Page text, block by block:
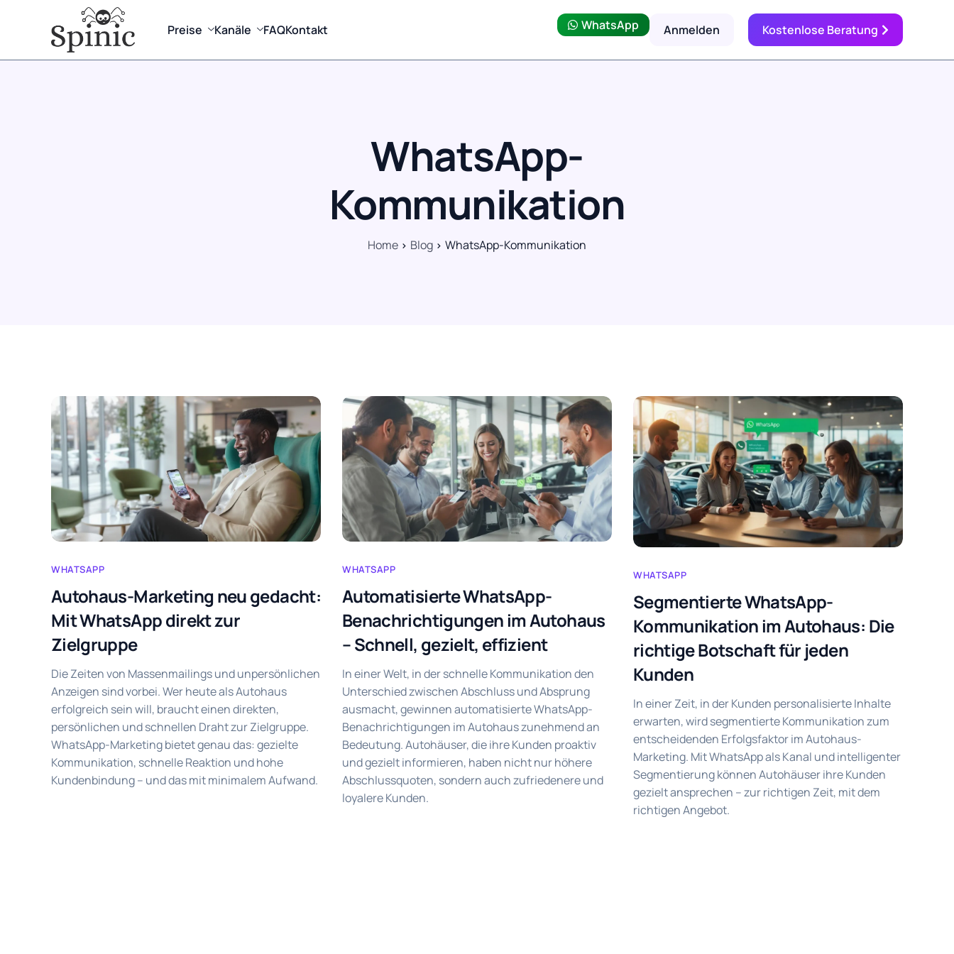
Preise Kanäle FAQKontakt WhatsApp Anmelden Kostenlose Beratung
WhatsApp-
Kommunikation
Home Blog WhatsApp-Kommunikation
WHATSAPP
Autohaus-Marketing neu gedacht:
Mit WhatsApp direkt zur
Zielgruppe
Die Zeiten von Massenmailings und unpersönlichen
Anzeigen sind vorbei. Wer heute als Autohaus
erfolgreich sein will, braucht einen direkten,
persönlichen und schnellen Draht zur Zielgruppe.
WhatsApp-Marketing bietet genau das: gezielte
Kommunikation, schnelle Reaktion und hohe
Kundenbindung – und das mit minimalem Aufwand.
WHATSAPP
Automatisierte WhatsApp-
Benachrichtigungen im Autohaus
– Schnell, gezielt, effizient
In einer Welt, in der schnelle Kommunikation den
Unterschied zwischen Abschluss und Absprung
ausmacht, gewinnen automatisierte WhatsApp-
Benachrichtigungen im Autohaus zunehmend an
Bedeutung. Autohäuser, die ihre Kunden proaktiv
und gezielt informieren, haben nicht nur höhere
Abschlussquoten, sondern auch zufriedenere und
loyalere Kunden.
WHATSAPP
Segmentierte WhatsApp-
Kommunikation im Autohaus: Die
richtige Botschaft für jeden
Kunden
In einer Zeit, in der Kunden personalisierte Inhalte
erwarten, wird segmentierte Kommunikation zum
entscheidenden Erfolgsfaktor im Autohaus-
Marketing. Mit WhatsApp als Kanal und intelligenter
Segmentierung können Autohäuser ihre Kunden
gezielt ansprechen – zur richtigen Zeit, mit dem
richtigen Angebot.